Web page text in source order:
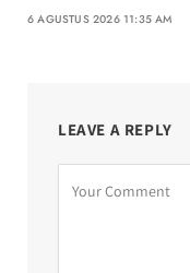
6 AGUSTUS 2026 11:35 AM
LEAVE A REPLY